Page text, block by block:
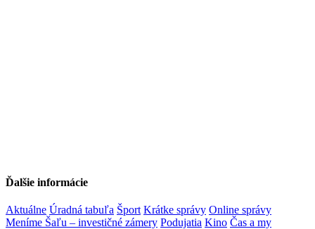
Ďalšie informácie
Aktuálne Úradná tabuľa Šport Krátke správy Online správy
Meníme Šaľu – investičné zámery Podujatia Kino Čas a my